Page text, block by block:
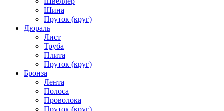
Шина
Пруток (круг)
Дюраль
Лист
Труба
Плита
Пруток (круг)
Бронза
Лента
Полоса
Проволока
Пруток (круг)